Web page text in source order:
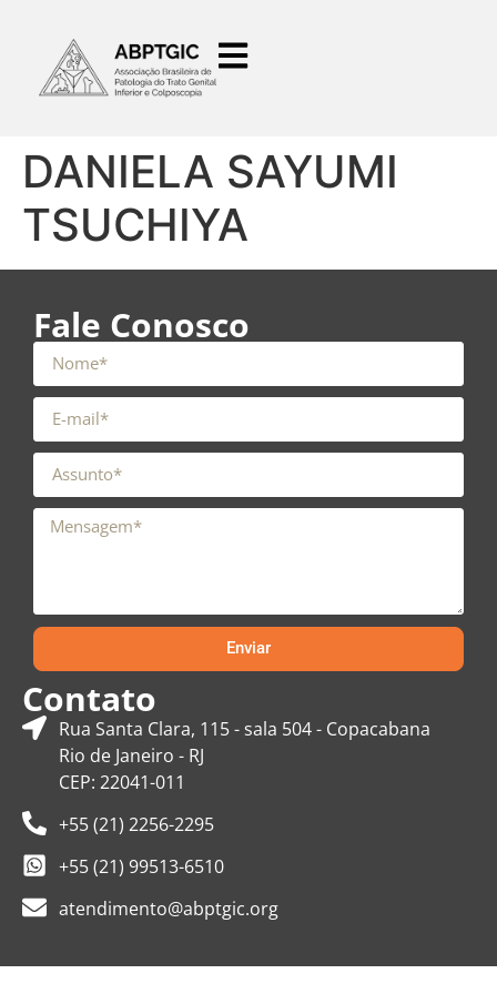
DANIELA SAYUMI
TSUCHIYA
Fale Conosco
Enviar
Contato
Rua Santa Clara, 115 - sala 504 - Copacabana
Rio de Janeiro - RJ
CEP: 22041-011
+55 (21) 2256-2295
+55 (21) 99513-6510
atendimento@abptgic.org